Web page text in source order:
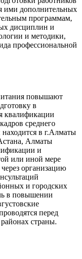
ими дополнительных
программам,
дисциплин и
и методики,
профессиональной
повышают
в
квалификации
среднего
находится в г.Алматы
Алматы
и
или иной мере
организацию
и городских
в повышении
перед
страны.